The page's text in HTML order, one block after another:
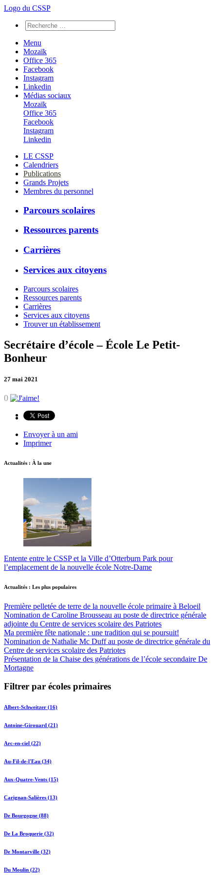
Logo du CSSP
Menu
Mozaïk
Office 365
Facebook
Instagram
Linkedin
Médias sociaux
Mozaïk
Office 365
Facebook
Instagram
Linkedin
LE CSSP
Calendriers
Publications
Grands Projets
Membres du personnel
Parcours scolaires
Ressources parents
Carrières
Services aux citoyens
Parcours scolaires
Ressources parents
Carrières
Services aux citoyens
Trouver un établissement
Secrétaire d’école – École Le Petit-
Bonheur
27 mai 2021
0
Envoyer à un ami
Imprimer
Actualités : À la une
Entente entre le CSSP et la Ville d’Otterburn Park pour
l’emplacement de la nouvelle école Notre-Dame
Actualités : Les plus populaires
Première pelletée de terre de la nouvelle école primaire à Beloeil
Nomination de Caroline Brousseau au poste de directrice générale
adjointe du Centre de services scolaire des Patriotes
Ma première fête nationale : une tradition qui se poursuit!
Nomination de Nathalie Mc Duff au poste de directrice générale du
Centre de services scolaire des Patriotes
Présentation de la Chaise des générations de l’école secondaire De
Mortagne
Filtrer par écoles primaires
Albert-Schweitzer (16)
Antoine-Girouard (21)
Arc-en-ciel (22)
Au-Fil-de-l'Eau (34)
Aux-Quatre-Vents (15)
Carignan-Salières (13)
De Bourgogne (88)
De La Broquerie (32)
De Montarville (32)
Du Moulin (22)